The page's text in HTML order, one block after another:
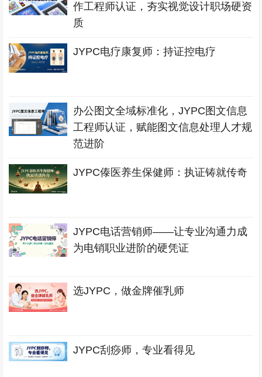
作工程师认证，夯实视觉设计职场硬资
质
JYPC电疗康复师：持证控电疗
办公图文全域标准化，JYPC图文信息
工程师认证，赋能图文信息处理人才规
范进阶
JYPC傣医养生保健师：执证铸就传奇
JYPC电话营销师——让专业沟通力成
为电销职业进阶的硬凭证
选JYPC，做金牌催乳师
JYPC刮痧师，专业看得见